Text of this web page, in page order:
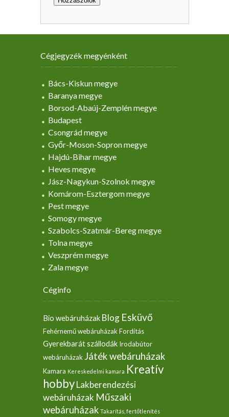
Cégjegyzék megyénként
Bács-Kiskun megye
Baranya megye
Borsod-Abaúj-Zemplén megye
Budapest
Csongrád megye
Győr-Moson-Sopron megye
Hajdú-Bihar megye
Heves megye
Jász-Nagykun-Szolnok megye
Komárom-Esztergom megye
Pest megye
Somogy megye
Szabolcs-Szatmár-Bereg megye
Tolna megye
Veszprém megye
Zala megye
Céginfo
Bio webáruházak Blog Esküvő
Fehérnemű webáruházakFordítás
Gyerekbarát szállodák Irodabútor
webáruházak Játék webáruházak
Kamara Kereskedelmi kamara Kreatív
hobbyLakberendezési
webáruházak Műszaki
webáruházak Takarítás, fertőtlenítés